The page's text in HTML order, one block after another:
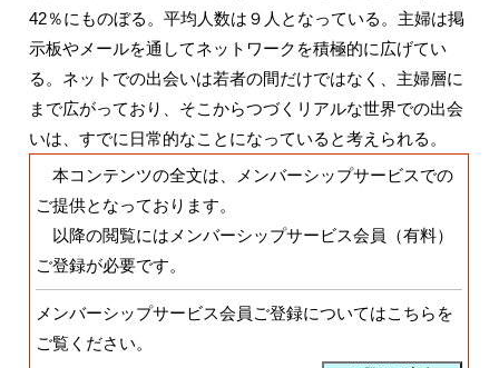
42％にものぼる。平均人数は９人となっている。主婦は掲
示板やメールを通してネットワークを積極的に広げてい
る。ネットでの出会いは若者の間だけではなく、主婦層に
まで広がっており、そこからつづくリアルな世界での出会
いは、すでに日常的なことになっていると考えられる。
本コンテンツの全文は、メンバーシップサービスでの
ご提供となっております。
以降の閲覧にはメンバーシップサービス会員（有料）
ご登録が必要です。
メンバーシップサービス会員ご登録についてはこちらを
ご覧ください。